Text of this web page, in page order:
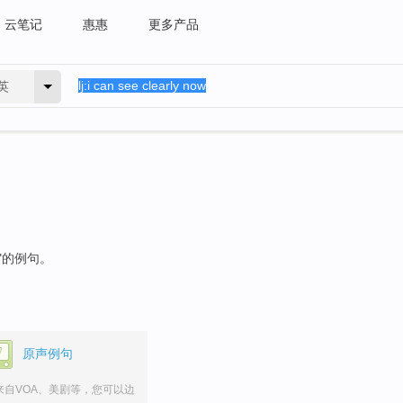
云笔记 惠惠 更多产品
例句。
原声例句
自VOA、美剧等，您可以边